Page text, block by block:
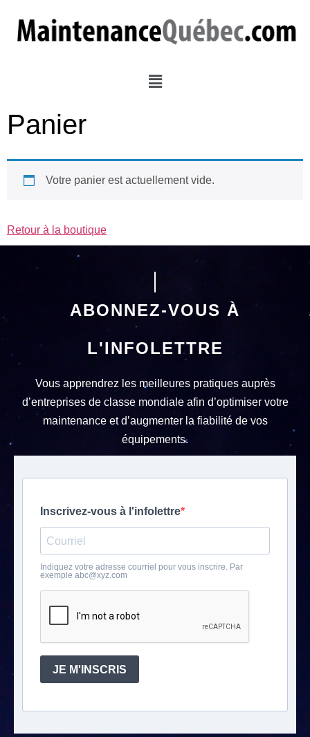
Panier
Votre panier est actuellement vide.
Retour à la boutique
ABONNEZ-VOUS À
L'INFOLETTRE
Vous apprendrez les meilleures pratiques auprès
d’entreprises de classe mondiale afin d’optimiser votre
maintenance et d’augmenter la fiabilité de vos
équipements.
Inscrivez-vous à l'infolettre
Indiquez votre adresse courriel pour vous inscrire. Par
exemple abc@xyz.com
JE M'INSCRIS